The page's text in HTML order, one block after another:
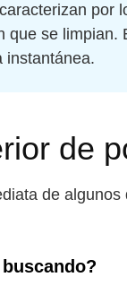
por
que se
instantánea.
de
de